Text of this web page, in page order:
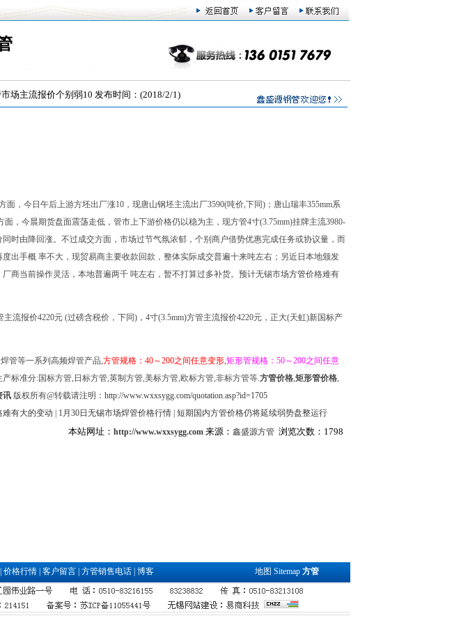
场主流报价个别弱10 发布时间：(2018/2/1)
面，今日午后上游方坯出厂涨10，现唐山钢坯主流出厂3590(吨价,下同)；唐山瑞丰355mm系
，今晨期货盘面震荡走低，管市上下游价格仍以稳为主，现方管4寸(3.75mm)挂牌主流3980-
时由降回涨。不过成交方面，市场过节气氛浓郁，个别商户借势优惠完成任务或协议量，而
出手概 率不大，现贸易商主要收款回款，整体实际成交普遍十来吨左右；另近日本地颁发
商当前操作灵活，本地普遍两千 吨左右，暂不打算过多补货。预计无锡市场方管价格难有
流报价4220元 (过磅含税价，下同)，4寸(3.5mm)方管主流报价4220元，正大(天虹)新国标产
管等一系列高频焊管产品,方管规格：40～200之间任意变形,矩形管规格：50～200之间任意
产标准分:国标方管,日标方管,英制方管,美标方管,欧标方管,非标方管等.方管价格,矩形管价格,
讯版权所有@转载请注明： http://www.wxxsygg.com/quotation.asp?id=1705
难有大的变动 1月30日无锡市场焊管价格行情| 短期国内方管价格仍将延续弱势盘整运行
本站网址： http://www.wxxsygg.com来源： 鑫盛源方管浏览次数：1798
价格行情 客户留言 方管销售电话 博客 地图 Sitemap 方管